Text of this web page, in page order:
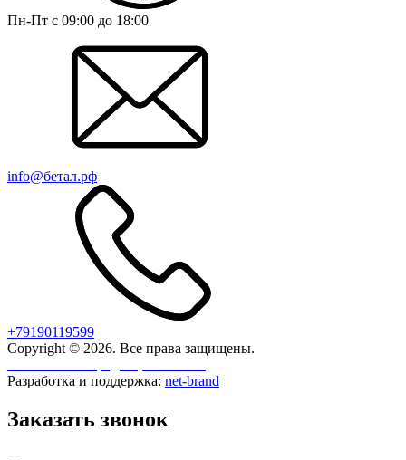
Пн-Пт с 09:00 до 18:00
info@бетал.рф
+79190119599
Copyright © 2026. Все права защищены.
Разработка и поддержка: net-brand
Заказать звонок